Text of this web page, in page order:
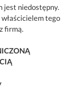
jest niedostępny.
tego
firmą.